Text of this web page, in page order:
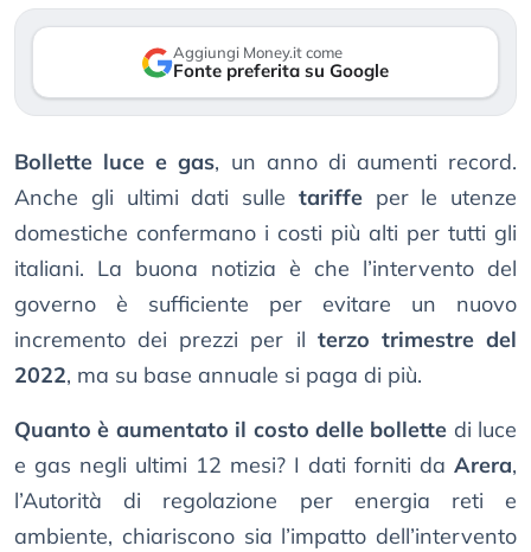
Aggiungi Money.it come
Fonte preferita su Google
Bollette luce e gas, un anno di aumenti record.
Anche gli ultimi dati sulle tariffeper le utenze
domestiche confermano i costi più alti per tutti gli
italiani. La buona notizia è che l’intervento del
governo è sufficiente per evitare un nuovo
incremento dei prezzi per il terzo trimestre del
2022, ma su base annuale si paga di più.
Quanto è aumentato il costo delle bollette di luce
e gas negli ultimi 12 mesi? I dati forniti da Arera,
l’Autorità di regolazione per energia reti e
ambiente, chiariscono sia l’impatto dell’intervento